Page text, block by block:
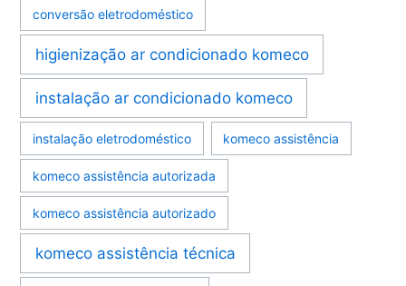
conversão eletrodoméstico
higienização ar condicionado komeco
instalação ar condicionado komeco
instalação eletrodoméstico komeco assistência
komeco assistência autorizada
komeco assistência autorizado
komeco assistência técnica